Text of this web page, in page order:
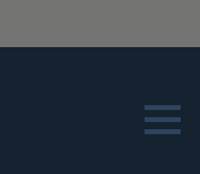
Menu